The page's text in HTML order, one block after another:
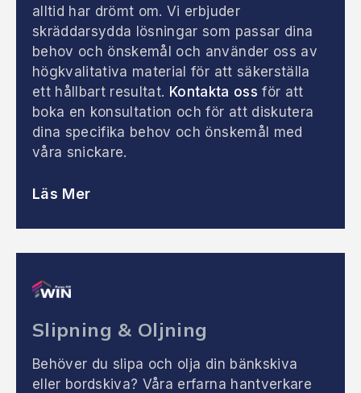
alltid har drömt om. Vi erbjuder
skräddarsydda lösningar som passar dina
behov och önskemål och använder oss av
högkvalitativa material för att säkerställa
ett hållbart resultat. Kontakta oss för att
boka en konsultation och för att diskutera
dina specifika behov och önskemål med
våra snickare.
Läs Mer
Slipning & Oljning
Behöver du slipa och olja din bänkskiva
eller bordskiva? Våra erfarna hantverkare